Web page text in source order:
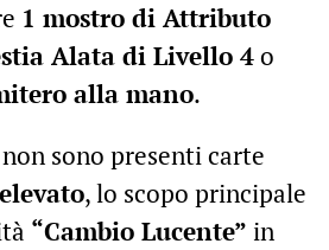
1 mostro di Attributo
Alata di Livello 4o
alla mano.
sono presenti carte
, lo scopo principale
“Cambio Lucente” in